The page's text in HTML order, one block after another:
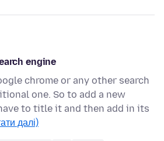
engine
chrome or any other search
one. So to add a new
to title it and then add in its
далі)